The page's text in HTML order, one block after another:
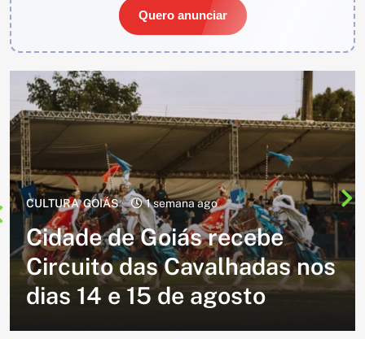
Quero anunciar
CULTURA 2 semanas ago
Cavalgada do Batom está de
volta e promete reunir
milhares de participantes
em Caldazinha